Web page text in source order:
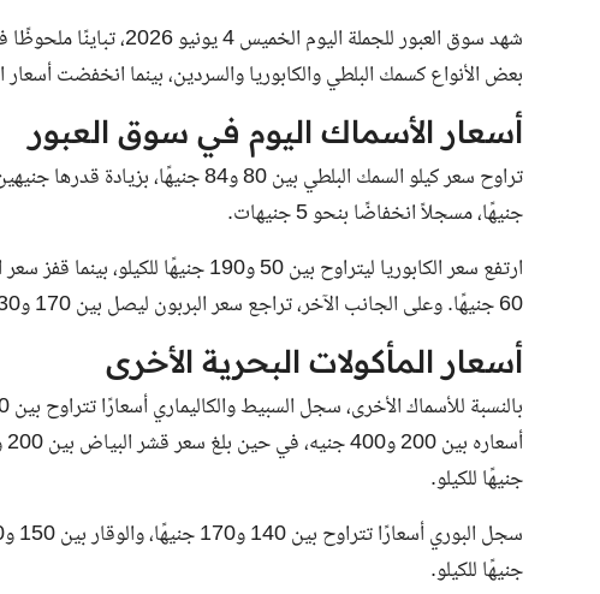
شهد سوق العبور للجملة
بعض الأنواع كسمك البلطي والكابوريا والسردين، بينما انخفضت
أسعار الأسماك اليوم في سوق العبور
جنيهًا، مسجلاً انخفاضًا بنحو 5 جنيهات.
60 جنيهًا. وعلى الجانب الآخر، تراجع سعر البربون ليصل بين 170 و230 جنيهًا للكيلو بانخفاض قيمته 20 جنيهًا.
أسعار المأكولات البحرية الأخرى
جنيهًا للكيلو.
جنيهًا للكيلو.